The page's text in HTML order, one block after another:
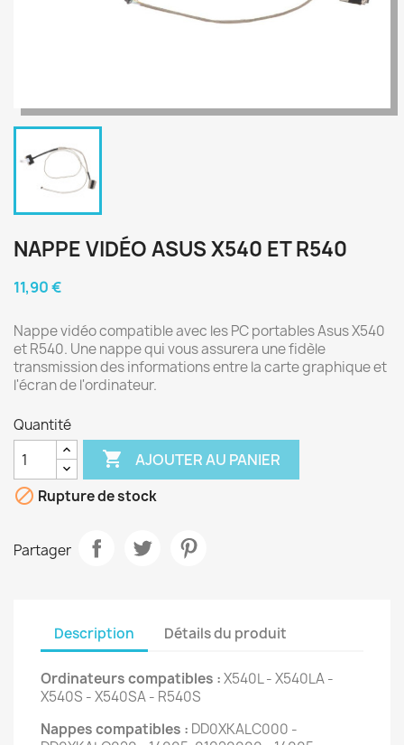
NAPPE VIDÉO ASUS X540 ET R540
11,90 €
Nappe vidéo compatible avec les PC portables Asus X540
et R540. Une nappe qui vous assurera une fidèle
transmission des informations entre la carte graphique et
l'écran de l'ordinateur.
Quantité
 AJOUTER AU PANIER
 Rupture de stock
Partager
Description Détails du produit
Ordinateurs compatibles :X540L - X540LA -
X540S - X540SA - R540S
Nappes compatibles : DD0XKALC000 -